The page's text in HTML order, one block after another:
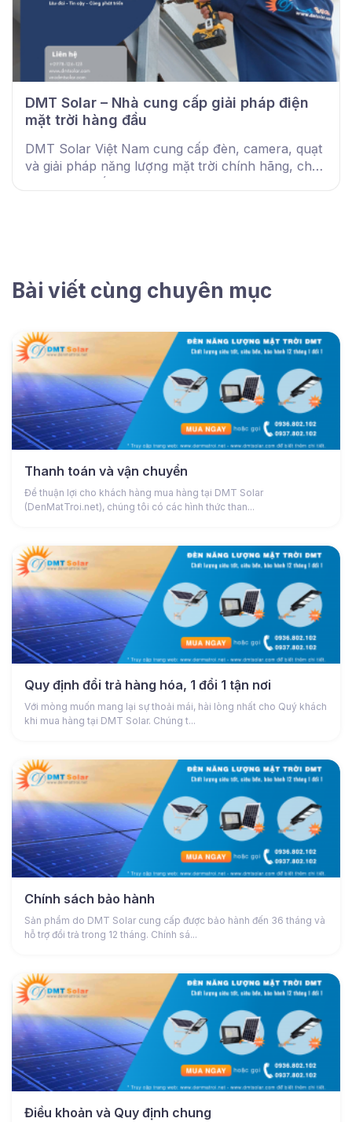
DMT Solar – Nhà cung cấp giải pháp điện
mặt trời hàng đầu
DMT Solar Việt Nam cung cấp đèn, camera, quạt
và giải pháp năng lượng mặt trời chính hãng, chất
Bài viết cùng chuyên mục
Thanh toán và vận chuyển
Để thuận lợi cho khách hàng mua hàng tại DMT Solar
(DenMatTroi.net), chúng tôi có các hình thức than...
Quy định đổi trả hàng hóa, 1 đổi 1 tận nơi
Với mòng muốn mang lại sự thoải mái, hài lòng nhất cho Quý khách
khi mua hàng tại DMT Solar. Chúng t...
Chính sách bảo hành
Sản phẩm do DMT Solar cung cấp được bảo hành đến 36 tháng và
hỗ trợ đổi trả trong 12 tháng. Chính sá...
Điều khoản và Quy định chung